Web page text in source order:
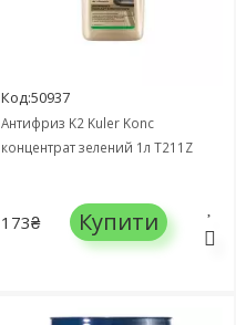
Код:50937
Антифриз K2 Kuler Konc
концентрат зелений 1л T211Z
173₴ Купити